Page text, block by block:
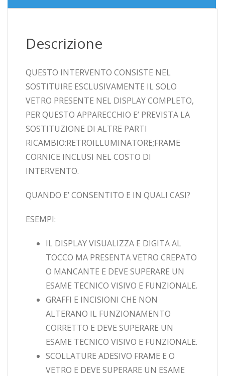
Descrizione
QUESTO INTERVENTO CONSISTE NEL
SOSTITUIRE ESCLUSIVAMENTE IL SOLO
VETRO PRESENTE NEL DISPLAY COMPLETO,
PER QUESTO APPARECCHIO E’ PREVISTA LA
SOSTITUZIONE DI ALTRE PARTI
RICAMBIO:RETROILLUMINATORE;FRAME
CORNICE INCLUSI NEL COSTO DI
INTERVENTO.
QUANDO E’ CONSENTITO E IN QUALI CASI?
ESEMPI:
IL DISPLAY VISUALIZZA E DIGITA AL
TOCCO MA PRESENTA VETRO CREPATO
O MANCANTE E DEVE SUPERARE UN
ESAME TECNICO VISIVO E FUNZIONALE.
GRAFFI E INCISIONI CHE NON
ALTERANO IL FUNZIONAMENTO
CORRETTO E DEVE SUPERARE UN
ESAME TECNICO VISIVO E FUNZIONALE.
SCOLLATURE ADESIVO FRAME E O
VETRO E DEVE SUPERARE UN ESAME